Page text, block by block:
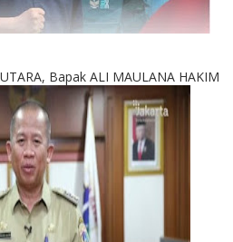
Bapak ALI MAULANA HAKIM